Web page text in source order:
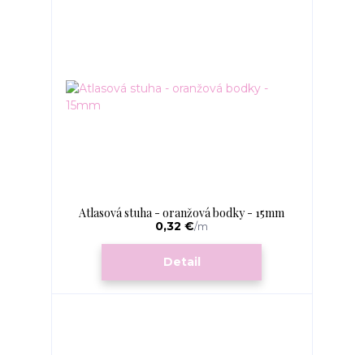
Atlasová stuha - oranžová bodky - 15mm
0,32 €/m
Detail